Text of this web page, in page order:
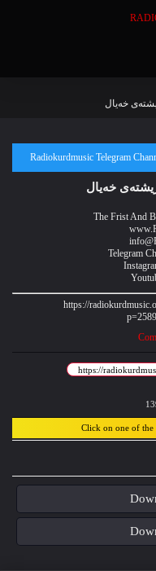
خەیال
Radiokurdmusic Telegram
خەیال
The Frist And
Telegram
[QR size="100x100" link="yes"]https://
Click on one of the